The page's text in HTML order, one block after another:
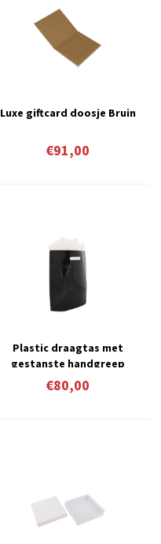
Luxe giftcard doosje Bruin
€91,00
Plastic draagtas met
gestanste handgreep
zwart
€80,00